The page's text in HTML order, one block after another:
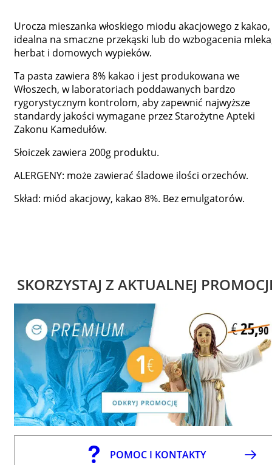
Urocza mieszanka włoskiego miodu akacjowego z kakao,
idealna na smaczne przekąski lub do wzbogacenia
herbat i domowych wypieków.
Ta pasta zawiera 8% kakao i jest produkowana we
Włoszech, w laboratoriach poddawanych bardzo
rygorystycznym kontrolom, aby zapewnić najwyższe
standardy jakości wymagane przez Starożytne Apteki
Zakonu Kamedułów.
Słoiczek zawiera 200g produktu.
ALERGENY: może zawierać śladowe ilości orzechów.
Skład: miód akacjowy, kakao 8%. Bez emulgatorów.
SKORZYSTAJ Z AKTUALNEJ
POMOC I KONTAKTY